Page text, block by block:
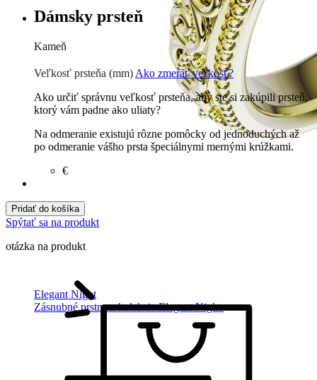
Elegant Night
Zásnubné prstne z kolekcie Elegant Night.
Dámsky prsteň
Kameň
Prírodné kamene
Veľkosť prsteňa (mm) Ako zmerať veľkosť?
Ako určiť správnu veľkosť prsteňa, aby ste si zakúpili prsteň,
ktorý vám padne ako uliaty?
Na odmeranie existujú rôzne pomôcky od jednoduchých až
po odmeranie vášho prsta špeciálnymi mernými krúžkami.
€
Pridať do košíka
Spýtať sa na produkt
otázka na produkt